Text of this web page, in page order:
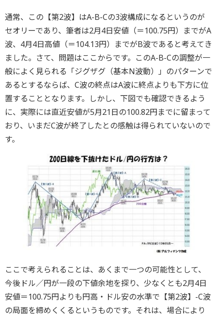
通常、この【第2波】はA-B-Cの3波構成になるというのが
セオリーであり、筆者は2月4日安値（＝100.75円）までがA
波、4月4日高値（＝104.13円）までがB波であると考えてき
ました。さて、問題はここからです。このA-B-Cの調整が一
般によく見られる「ジグザグ（基本N波動）」のパターンで
あるとするならば、C波の終点はA波に終点よりも下方に位
置することとなります。しかし、下図でも確認できるよう
に、実際には直近安値が5月21日の100.82円までに留まって
おり、いまだC波が終了したとの感触は得られていないので
す。
ここで考えられることは、あくまで一つの可能性として、
今後ドル／円が一段の下値余地を探り、少なくとも2月4日
安値＝100.75円よりも円高・ドル安の水準で【第2波】-C波
の局面を締めくくるというものです。それは、場合により